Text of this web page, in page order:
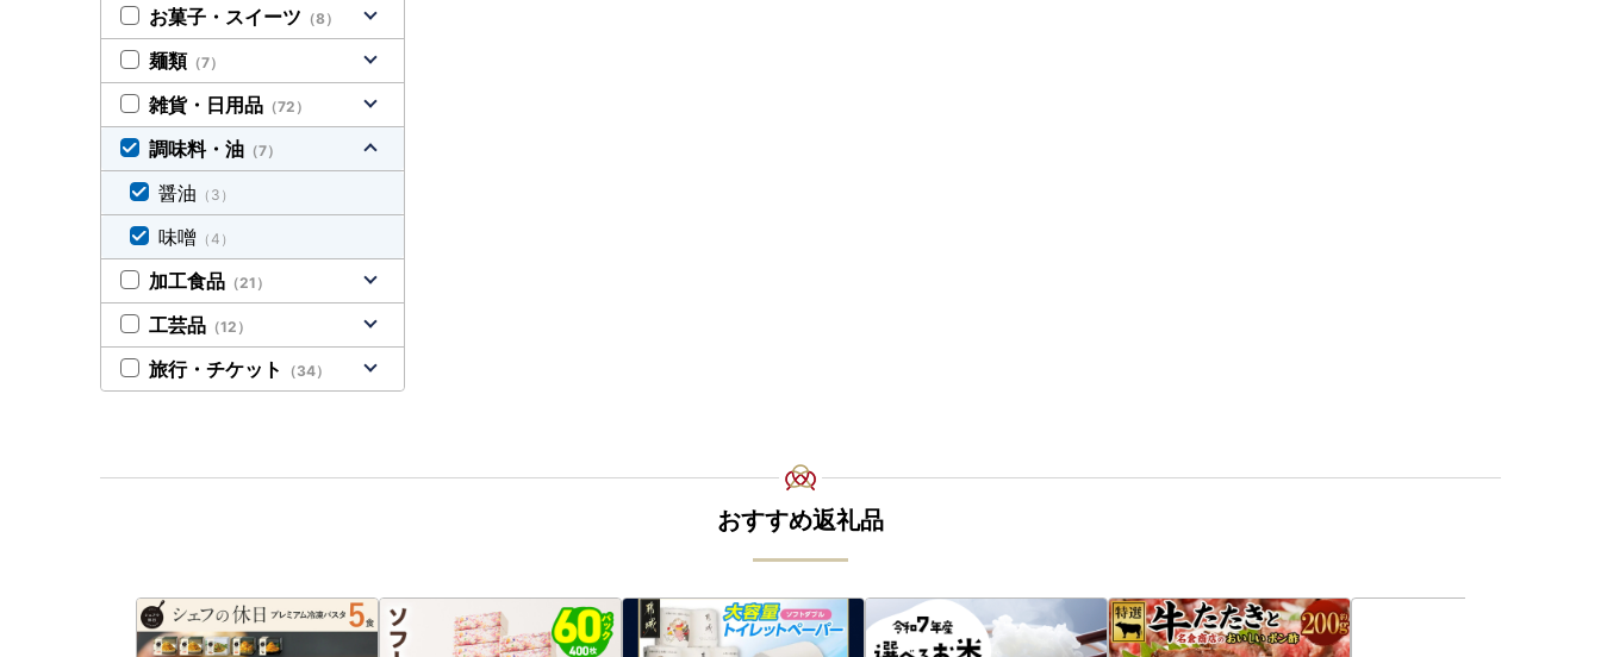
お菓子・スイーツ （8）
麺類 （7）
雑貨・日用品 （72）
調味料・油 （7）
醤油 （3）
味噌 （4）
加工食品 （21）
工芸品 （12）
旅行・チケット （34）
おすすめ返礼品